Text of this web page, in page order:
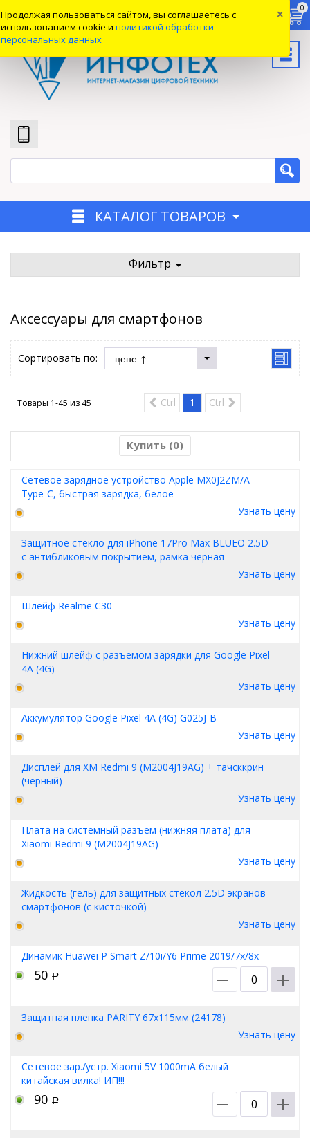
Продолжая пользоваться сайтом, вы соглашаетесь с
использованием cookie и политикой обработки
персональных данных
×
Вход
0
КАТАЛОГ ТОВАРОВ
Фильтр
Аксессуары для смартфонов
Сортировать по:
Товары 1-45 из 45 Ctrl 1 Ctrl
Купить (0)
Сетевое зарядное устройство Apple MX0J2ZM/A
Type-C, быстрая зарядка, белое
Узнать цену
Защитное стекло для iPhone 17Pro Max BLUEO 2.5D
с антибликовым покрытием, рамка черная
Узнать цену
Шлейф Realme C30
Узнать цену
Нижний шлейф с разъемом зарядки для Google Pixel
4A (4G)
Узнать цену
Аккумулятор Google Pixel 4A (4G) G025J-B
Узнать цену
Дисплей для XM Redmi 9 (M2004J19AG) + тачсккрин
(черный)
Узнать цену
Плата на системный разъем (нижняя плата) для
Xiaomi Redmi 9 (M2004J19AG)
Узнать цену
Жидкость (гель) для защитных стекол 2.5D экранов
смартфонов (с кисточкой)
Узнать цену
Динамик Huawei P Smart Z/10i/Y6 Prime 2019/7x/8x
50 Р
Защитная пленка PARITY 67х115мм (24178)
Узнать цену
Сетевое зар./устр. Xiaomi 5V 1000mA белый
китайская вилка! ИП!!!
90 Р